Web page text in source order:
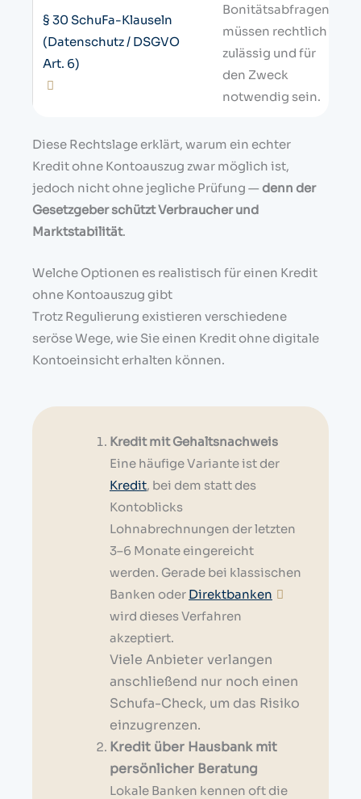
§ 30 SchuFa-Klauseln
(Datenschutz / DSGVO
Art. 6)
Bonitätsabfragen
müssen rechtlich
zulässig und für
den Zweck
notwendig sein.
Diese Rechtslage erklärt, warum ein echter
Kredit ohne Kontoauszug zwar möglich ist,
jedoch nicht ohne jegliche Prüfung — denn der
Gesetzgeber schützt Verbraucher und
Marktstabilität.
Welche Optionen es realistisch für einen Kredit
ohne Kontoauszug gibt
Trotz Regulierung existieren verschiedene
seröse Wege, wie Sie einen Kredit ohne digitale
Kontoeinsicht erhalten können.
Kredit mit Gehaltsnachweis
Eine häufige Variante ist der
Kredit, bei dem statt des
Kontoblicks
Lohnabrechnungen der letzten
3–6 Monate eingereicht
werden. Gerade bei klassischen
Banken oder Direktbanken
wird dieses Verfahren
akzeptiert.
Viele Anbieter verlangen
anschließend nur noch einen
Schufa-Check, um das Risiko
einzugrenzen.
Kredit über Hausbank mit
persönlicher Beratung
Lokale Banken kennen oft die